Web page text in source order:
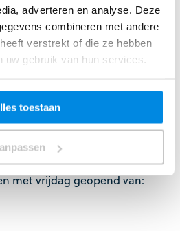
adverteren en analyse. Deze
combineren met andere
verstrekt of die ze hebben
uw gebruik van hun services.
toestaan
met vrijdag geopend van: